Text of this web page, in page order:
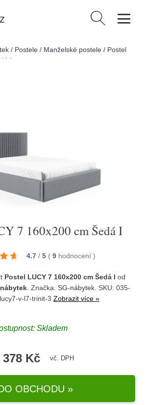
Vyhledávání
/ Postele / Manželské postele / Postel
I
7 160x200 cm Šedá I
4.7 / 5 ( 9 hodnocení )
Postel LUCY 7 160x200 cm Šedá I od
. Značka: SG-nábytek. SKU: 035-
v-l7-trinit-3 Zobrazit více »
Skladem
378 Kč vč. DPH
OBCHODU »